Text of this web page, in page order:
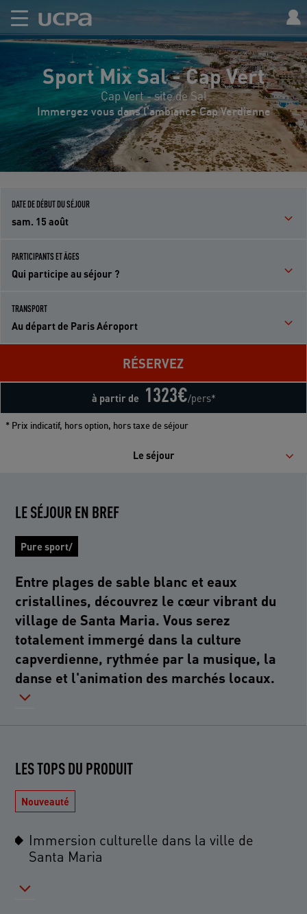
Sport Mix Sal - Cap Vert
Cap Vert - site de Sal
Immergez vous dans l'ambiance Cap Verdienne
DATE DE DÉBUT DU SÉJOUR
sam. 15 août
PARTICIPANTS ET ÂGES
Qui participe au séjour ?
TRANSPORT
Au départ de Paris Aéroport
à partir de 1323€/pers*
RÉSERVEZ
* Prix indicatif, hors option, hors taxe de séjour
Le séjour
LE SÉJOUR EN BREF
Pure sport/
Entre plages de sable blanc et eaux
cristallines, découvrez le cœur vibrant du
village de Santa Maria. Vous serez
totalement immergé dans la culture
capverdienne, rythmée par la musique, la
danse et l'animation des marchés locaux.
LES TOPS DU PRODUIT
Nouveauté
Immersion culturelle dans la ville de
Santa Maria